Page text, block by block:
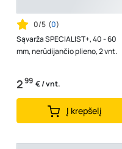
0/5 (0)
Sąvarža SPECIALIST+, 40 - 60
mm, nerūdijančio plieno, 2 vnt.
299 € / vnt.
Į krepšelį